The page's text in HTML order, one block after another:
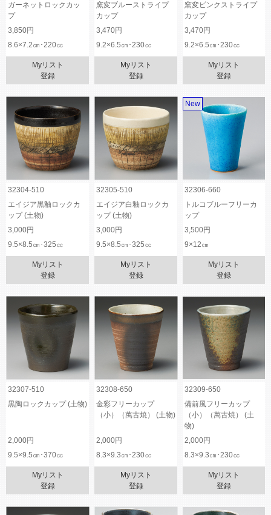
ガーネットロックカッ
プ
窯変ブルーストライプ
カップ
窯変ピンクストライプ
カップ
3,850円
3,470円
3,470円
8.6×7.2㎝･220㏄
9.2×6.5㎝･230㏄ 9.2×6.5㎝･230㏄
Myリスト
登録
Myリスト
登録
Myリスト
登録
New
32304-510 32305-510
32306-660
エイジア黒釉ロックカ
ップ (土物)
エイジア白釉ロックカ
ップ (土物)
トルコブルーフリーカ
ップ
3,000円
3,000円
3,500円
9.5×8.5㎝･325㏄
9.5×8.5㎝･325㏄ 9×12㎝
Myリスト
登録
Myリスト
登録
Myリスト
登録
32307-510 32308-650
32309-650
黒陶ロックカップ (土物)
金彩フリーカップ
（小）（萬古焼） (土物)
備前風フリーカップ
（小）（萬古焼） (土
物)
2,000円
2,000円
2,000円
9.5×9.5㎝･370㏄
8.3×9.3㎝･230㏄ 8.3×9.3㎝･230㏄
Myリスト
登録
Myリスト
登録
Myリスト
登録